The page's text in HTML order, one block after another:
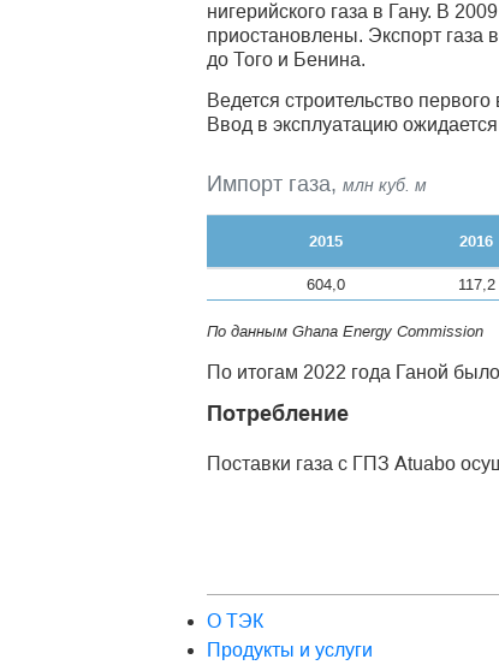
нигерийского газа в Гану. В
приостановлены. Экспорт газа
до Того и Бенина.
Ведется строительство
Ввод в эксплуатацию ожидается
Импорт газа, млн куб. м
2015 2016
604,0 117,2
По данным Ghana Energy Commission
По итогам 2022 года Ганой
Потребление
Поставки газа с ГПЗ Atuabo
О ТЭК
Продукты и услуги